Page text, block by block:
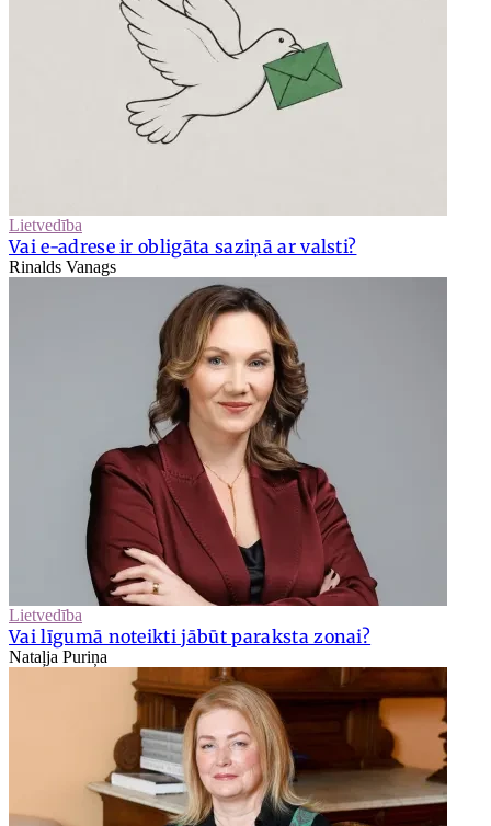
Lietvedība
Vai e-adrese ir obligāta saziņā ar valsti?
Rinalds Vanags
Lietvedība
Vai līgumā noteikti jābūt paraksta zonai?
Nataļja Puriņa